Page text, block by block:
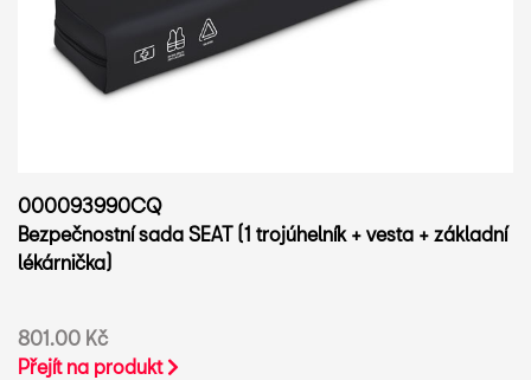
000093990CQ
Bezpečnostní sada SEAT (1 trojúhelník + vesta + základní
lékárnička)
801.00 Kč
Přejít na produkt